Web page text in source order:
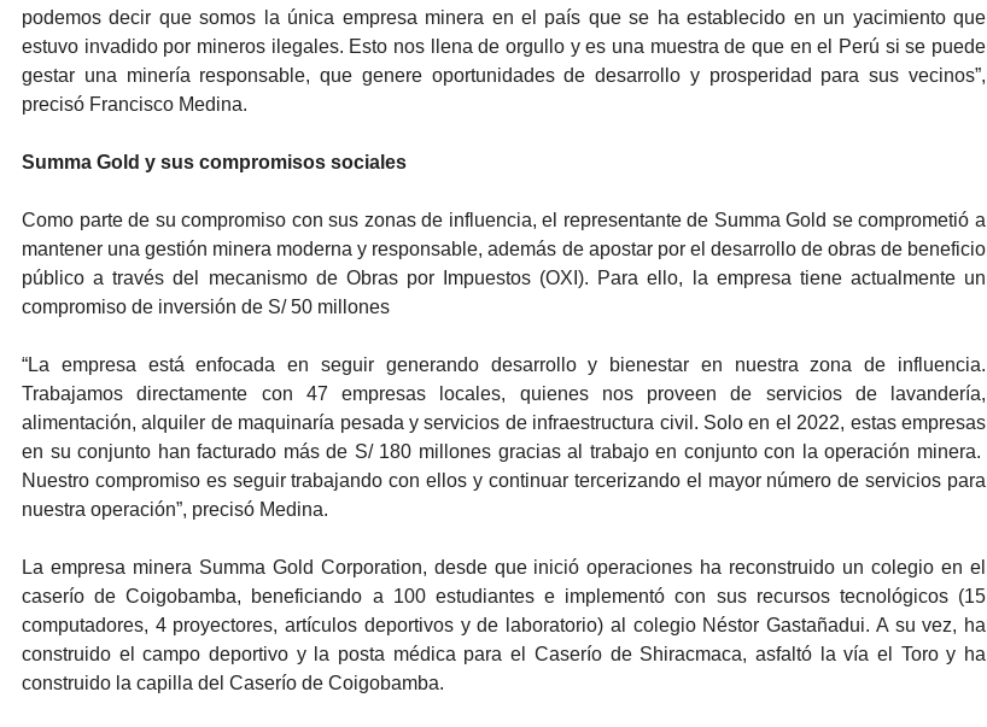
podemos decir que somos la única empresa minera en el país que se ha establecido en un yacimiento que
estuvo invadido por mineros ilegales. Esto nos llena de orgullo y es una muestra de que en el Perú si se puede
gestar una minería responsable, que genere oportunidades de desarrollo y prosperidad para sus vecinos”,
precisó Francisco Medina.
Summa Gold y sus compromisos sociales
Como parte de su compromiso con sus zonas de influencia, el representante de Summa Gold se comprometió a
mantener una gestión minera moderna y responsable, además de apostar por el desarrollo de obras de beneficio
público a través del mecanismo de Obras por Impuestos (OXI). Para ello, la empresa tiene actualmente un
compromiso de inversión de S/ 50 millones
“La empresa está enfocada en seguir generando desarrollo y bienestar en nuestra zona de influencia.
Trabajamos directamente con 47 empresas locales, quienes nos proveen de servicios de lavandería,
alimentación, alquiler de maquinaría pesada y servicios de infraestructura civil. Solo en el 2022, estas empresas
en su conjunto han facturado más de S/ 180 millones gracias al trabajo en conjunto con la operación minera.
Nuestro compromiso es seguir trabajando con ellos y continuar tercerizando el mayor número de servicios para
nuestra operación”, precisó Medina.
La empresa minera Summa Gold Corporation, desde que inició operaciones ha reconstruido un colegio en el
caserío de Coigobamba, beneficiando a 100 estudiantes e implementó con sus recursos tecnológicos (15
computadores, 4 proyectores, artículos deportivos y de laboratorio) al colegio Néstor Gastañadui. A su vez, ha
construido el campo deportivo y la posta médica para el Caserío de Shiracmaca, asfaltó la vía el Toro y ha
construido la capilla del Caserío de Coigobamba.